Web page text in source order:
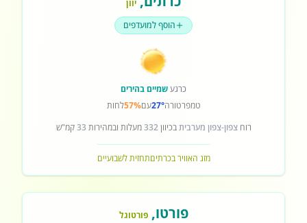
יוון
הוסף למועדפים
כרגעשמיים בהירים
טמפרטורה27°עם57%לחות
רוחצפון-צפון מערביתבכיוון332מעלות ובמהירות 33קמ"ש
מזג האוויר בכרתיםתחזית לשבועיים
פורטו,פורטוגל